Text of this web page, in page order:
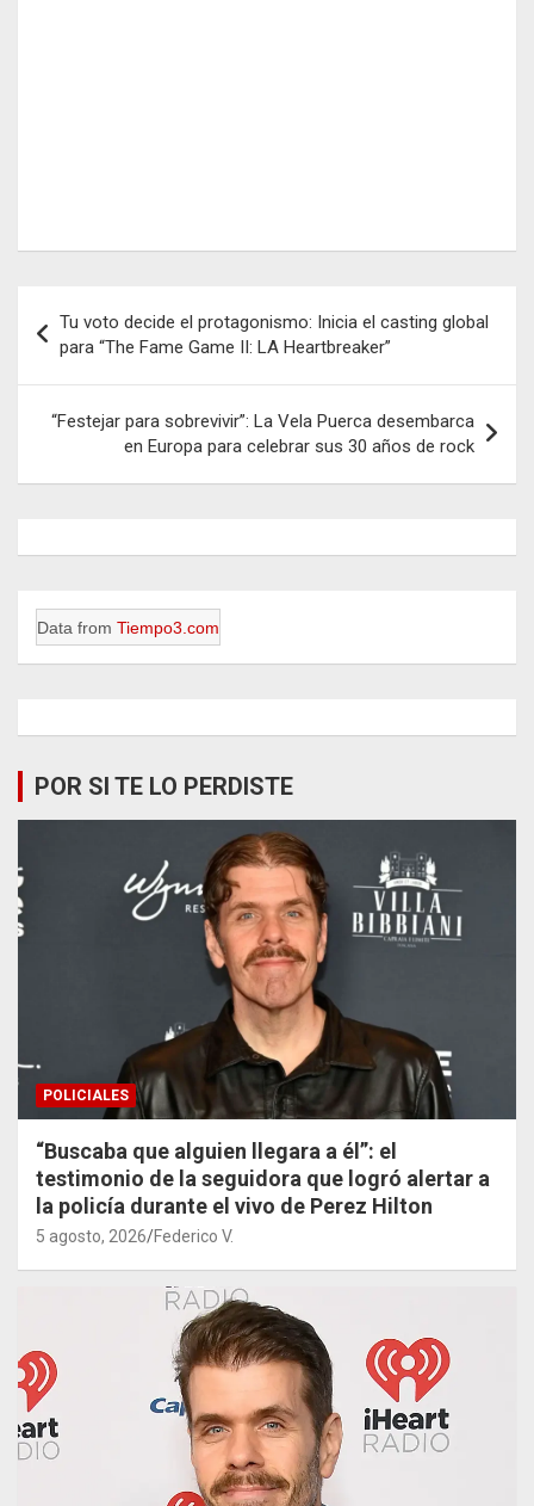
de
entradas
Tu voto decide el protagonismo: Inicia el casting global
para “The Fame Game II: LA Heartbreaker”
“Festejar para sobrevivir”: La Vela Puerca desembarca
en Europa para celebrar sus 30 años de rock
Data from Tiempo3.com
POR SI TE LO PERDISTE
POLICIALES
“Buscaba que alguien llegara a él”: el
testimonio de la seguidora que logró alertar a
la policía durante el vivo de Perez Hilton
5 agosto, 2026 Federico V.